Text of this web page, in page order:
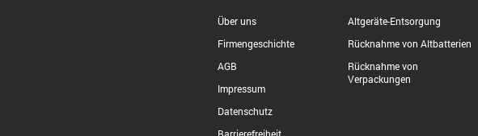
Über uns
Firmengeschichte
AGB
Impressum
Datenschutz
Altgeräte-Entsorgung
Rücknahme von Altbatterien
Rücknahme von
Verpackungen